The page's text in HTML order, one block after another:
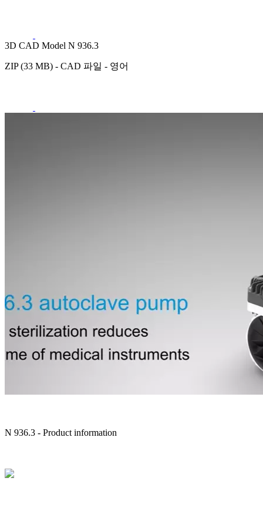
3D CAD Model N 936.3
ZIP (33 MB) - CAD 파일 - 영어
N 936.3 - Product information